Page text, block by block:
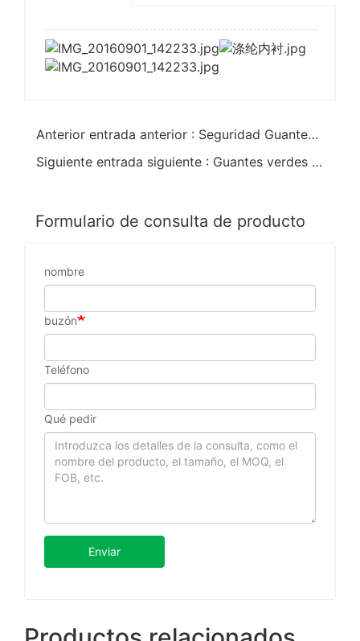
Anterior entrada anterior : Seguridad Guantes recubiertos de PVC Naranja impermeables 28cm
Siguiente entrada siguiente : Guantes verdes largos de pvc impermeables y a prueba de aceite 35cm
Formulario de consulta de producto
nombre
buzón
Teléfono
Qué pedir
Enviar